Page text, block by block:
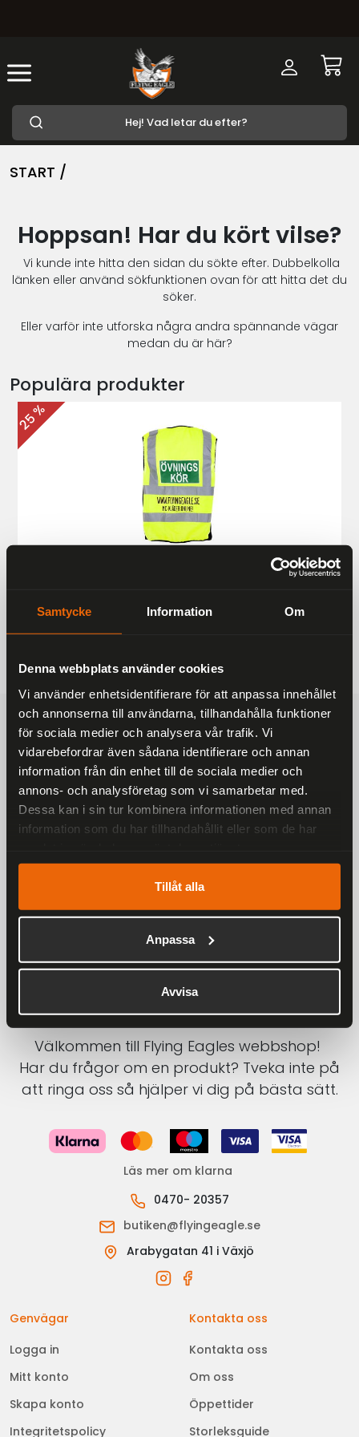
Samtycke Information Om
Denna webbplats använder cookies
Vi använder enhetsidentifierare för att anpassa innehållet
och annonserna till användarna, tillhandahålla funktioner
för sociala medier och analysera vår trafik. Vi
vidarebefordrar även sådana identifierare och annan
information från din enhet till de sociala medier och
annons- och analysföretag som vi samarbetar med.
Dessa kan i sin tur kombinera informationen med annan
information som du har tillhandahållit eller som de har
Tillåt alla
Anpassa
Avvisa
START /
Hoppsan! Har du kört vilse?
Vi kunde inte hitta den sidan du sökte efter. Dubbelkolla
länken eller använd sökfunktionen ovan för att hitta det du
söker.
Eller varför inte utforska några andra spännande vägar
medan du är här?
Populära produkter
25 %
187 kr
249 kr
FRAKTFRITT
På alla ordrar över 2000 kr
1-3 DAGAR LEVERANS
Inom Sverige med DHL
SÄKRA BETALNINGAR
Betalkort, Klarna eller Swish
Välkommen till Flying Eagles webbshop!
Har du frågor om en produkt? Tveka inte på
att ringa oss så hjälper vi dig på bästa sätt.
Läs mer om klarna
0470- 20357
butiken@flyingeagle.se
Arabygatan 41 i Växjö
Genvägar
Logga in
Mitt konto
Skapa konto
Integritetspolicy
Kontakta oss
Kontakta oss
Om oss
Öppettider
Storleksguide